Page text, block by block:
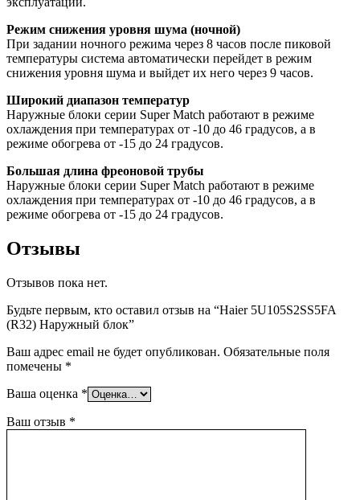
Режим снижения уровня шума (ночной)
При задании ночного режима через 8 часов после пиковой
температуры система автоматически перейдет в режим
снижения уровня шума и выйдет их него через 9 часов.
Широкий диапазон температур
Наружные блоки серии Super Match работают в режиме
охлаждения при температурах от -10 до 46 градусов, а в
режиме обогрева от -15 до 24 градусов.
Большая длина фреоновой трубы
Наружные блоки серии Super Match работают в режиме
охлаждения при температурах от -10 до 46 градусов, а в
режиме обогрева от -15 до 24 градусов.
Отзывы
Отзывов пока нет.
Будьте первым, кто оставил отзыв на “Haier 5U105S2SS5FA
(R32) Наружный блок”
Ваш адрес email не будет опубликован. Обязательные поля
помечены *
Ваша оценка *
Ваш отзыв *